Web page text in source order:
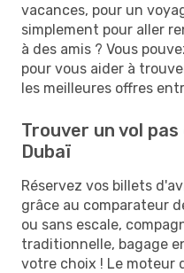
vacances, pour un
simplement pour aller
à des amis ? Vous
pour vous aider à
les meilleures offres
Trouver un vol
Dubaï
Réservez vos billets
grâce au comparateur
ou sans escale,
traditionnelle, bagage
votre choix ! Le moteur